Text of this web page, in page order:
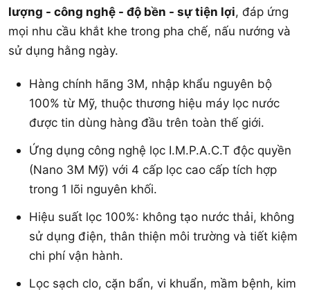
lượng - công nghệ - độ bền - sự tiện lợi, đáp ứng
mọi nhu cầu khắt khe trong pha chế, nấu nướng và
sử dụng hằng ngày.
Hàng chính hãng 3M, nhập khẩu nguyên bộ
100% từ Mỹ, thuộc thương hiệu máy lọc nước
được tin dùng hàng đầu trên toàn thế giới.
Ứng dụng công nghệ lọc I.M.P.A.C.T độc quyền
(Nano 3M Mỹ) với 4 cấp lọc cao cấp tích hợp
trong 1 lõi nguyên khối.
Hiệu suất lọc 100%: không tạo nước thải, không
sử dụng điện, thân thiện môi trường và tiết kiệm
chi phí vận hành.
Lọc sạch clo, cặn bẩn, vi khuẩn, mầm bệnh, kim